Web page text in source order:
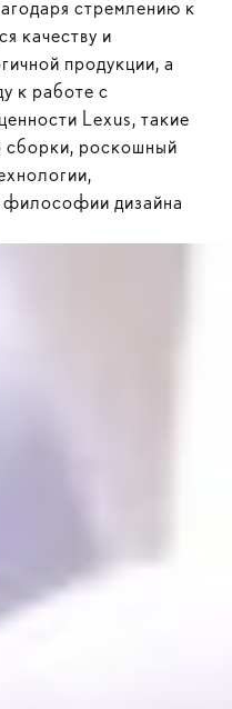
стремлению к
качеству и
продукции, а
к работе с
Lexus, такие
сборки, роскошный
философии дизайна